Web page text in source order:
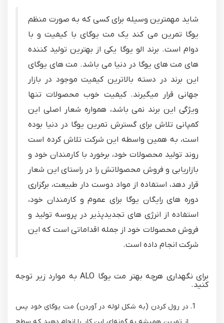
شاید مهمترین وسیله برای کسی که به صورت منظم
یوگا تمرین می کند یک مت یوگای با کیفیت و با
دوام است. برند الو یوگا یکی از بهترین تولید کننده
های مت های یوگا در دنیا می باشد. مت های یوگای
این برند در دسته بالاترین کیفیت موجود در بازار
جهانی قرار میگیرند. کیفیت خوب محصولات تنها
ویژگی این برند نمی باشد، همواره شعار اصلی این
کمپانی تلاش برای گسترش تمرین یوگا در دنیا بوده
است، به همین واسطه این شرکت تلاش کرده است
روند تولید محصولات خود، برخورد با کارمندان خود و
بازاریابی و فروش محصولاتش را در راستای این شعار
قرار دهد، استفاده از مواد دوست دار طبیعت، برگزاری
دوره های رایگان یوگا برای عموم و کارمندان خود،
استفاده از انرژی های تجدیدپذیر در پروسه تولید و
فروش محصولات خود از جمله اقداماتی است که این
شرکت انجام داده است.
برای نگهداری هرچه بهتر مت یوگا ALO به موارد زیر توجه
کنید.
در رول کردن (به شکل لوله در آوردن) مت یوگای خود پس